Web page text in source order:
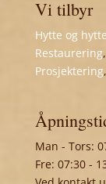
Vi tilbyr
Hytte og
Restaurering,
Prosjektering,
Man - Tors:
Fre: 07:30 -